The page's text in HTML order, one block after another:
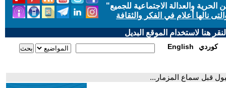
والعدالة الاجتماعية للجميع"
نالها أعلام في الفكر والثقافة
هنا لاستخدام الموقع البديل
English كوردي
قبل سماع المزمار...